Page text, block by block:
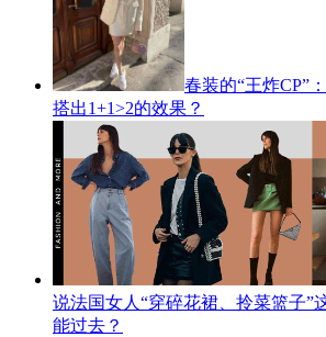
春装的“王炸CP”
搭出1+1>2的效果？
说法国女人“穿碎花裙、拎菜篮子”
能过去？